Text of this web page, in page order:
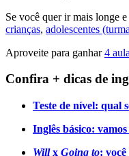
Se você quer ir mais longe
crianças, adolescentes
Aproveite para ganhar4
Confira + dicas de
Teste de nível: qual
Inglês básico:
Willx Going to: você